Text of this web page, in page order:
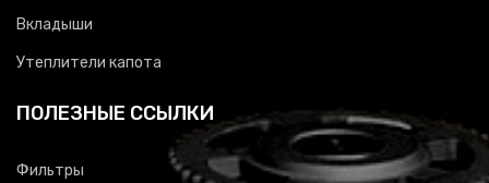
Вкладыши
Утеплители капота
ПОЛЕЗНЫЕ ССЫЛКИ
Фильтры